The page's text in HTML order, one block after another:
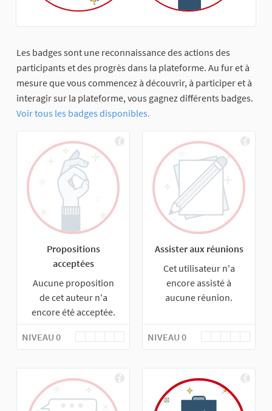
Les badges sont une reconnaissance des actions des
participants et des progrès dans la plateforme. Au fur et à
mesure que vous commencez à découvrir, à participer et à
interagir sur la plateforme, vous gagnez différents badges.
Voir tous les badges disponibles.
Propositions
acceptées
Aucune proposition
de cet auteur n'a
encore été acceptée.
NIVEAU 0
Assister aux réunions
Cet utilisateur n'a
encore assisté à
aucune réunion.
NIVEAU 0